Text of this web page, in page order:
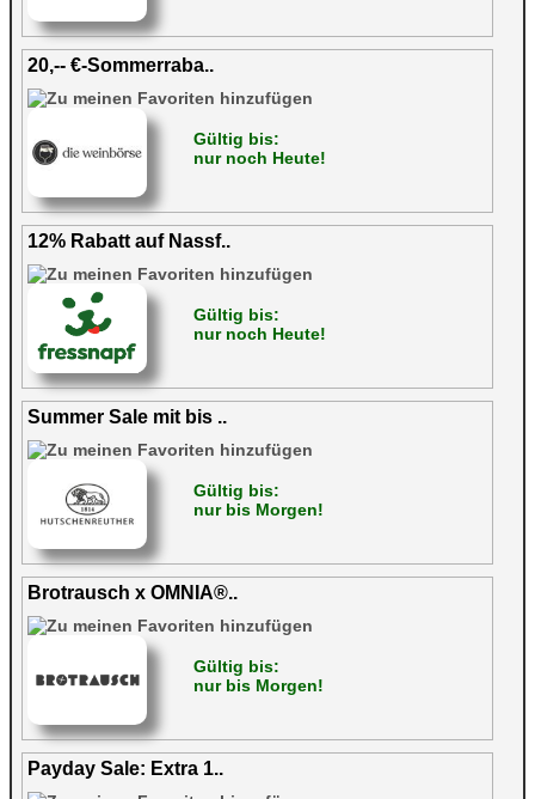
20,-- €-Sommerraba..
Gültig bis:
nur noch Heute!
12% Rabatt auf Nassf..
Gültig bis:
nur noch Heute!
Summer Sale mit bis ..
Gültig bis:
nur bis Morgen!
Brotrausch x OMNIA®..
Gültig bis:
nur bis Morgen!
Payday Sale: Extra 1..